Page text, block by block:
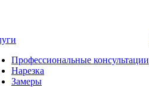
Профессиональные консультации
Нарезка
Замеры